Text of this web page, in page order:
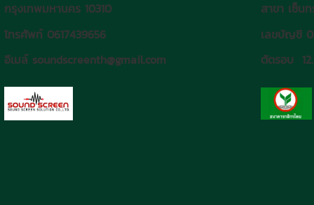
กรุงเทพมหานคร 10310
โทรศัพท์ 0617439656
อีเมล์ soundscreenth@gmail.com
สาขา เซ็
เลขบัญชี
ตัดรอบ